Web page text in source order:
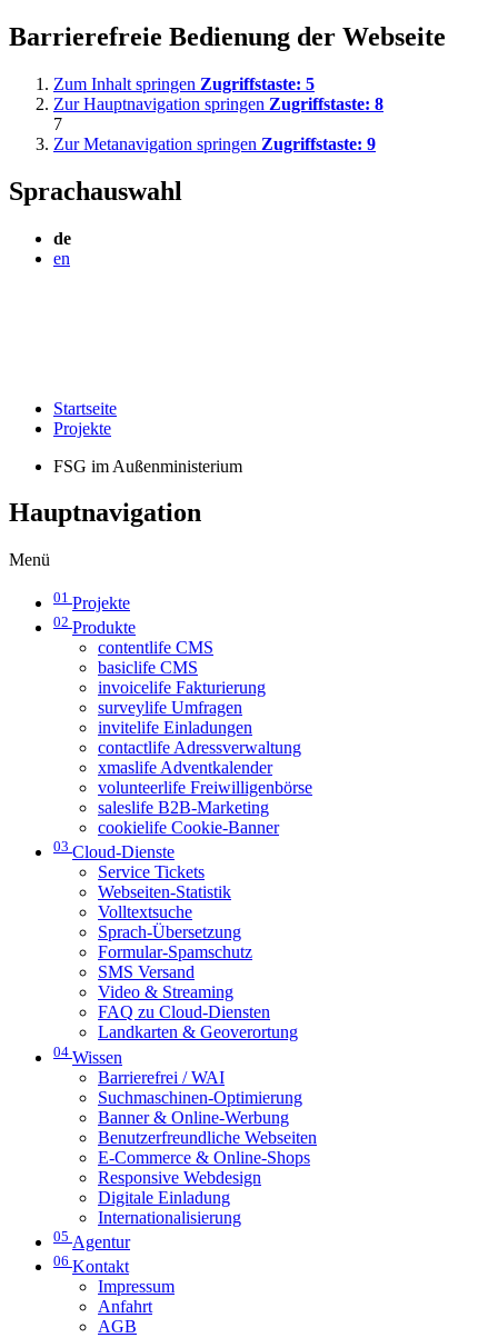
Barrierefreie Bedienung der Webseite
Zum Inhalt springen Zugriffstaste: 5
Zur Hauptnavigation springen Zugriffstaste: 8
7
Zur Metanavigation springen Zugriffstaste: 9
Sprachauswahl
de
en
Startseite
Projekte
FSG im Außenministerium
Hauptnavigation
Menü
01 Projekte
02 Produkte
contentlife CMS
basiclife CMS
invoicelife Fakturierung
surveylife Umfragen
invitelife Einladungen
contactlife Adressverwaltung
xmaslife Adventkalender
volunteerlife Freiwilligenbörse
saleslife B2B-Marketing
cookielife Cookie-Banner
03 Cloud-Dienste
Service Tickets
Webseiten-Statistik
Volltextsuche
Sprach-Übersetzung
Formular-Spamschutz
SMS Versand
Video & Streaming
FAQ zu Cloud-Diensten
Landkarten & Geoverortung
04 Wissen
Barrierefrei / WAI
Suchmaschinen-Optimierung
Banner & Online-Werbung
Benutzerfreundliche Webseiten
E-Commerce & Online-Shops
Responsive Webdesign
Digitale Einladung
Internationalisierung
05 Agentur
06 Kontakt
Impressum
Anfahrt
AGB